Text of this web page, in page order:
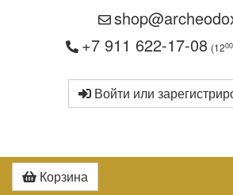
+7 911 622-17-08 (1200
Войти или
Корзина